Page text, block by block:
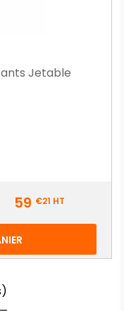
Jetable
59 €21 HT